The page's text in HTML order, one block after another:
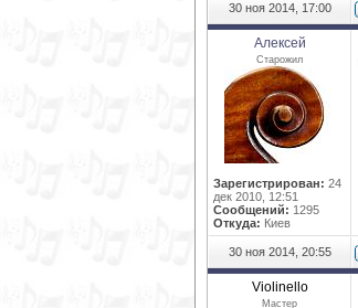
30 ноя 2014, 17:00
Алексей
Старожил
Зарегистрирован: 24
дек 2010, 12:51
Сообщений: 1295
Откуда: Киев
30 ноя 2014, 20:55
Violinello
Мастер